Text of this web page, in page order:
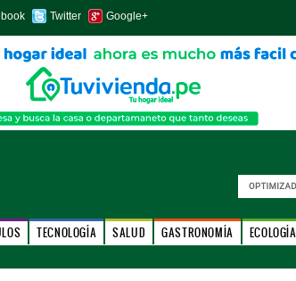
Twitter Google+
TECNOLOGÍA SALUD GASTRONOMÍA ECOLOGÍA